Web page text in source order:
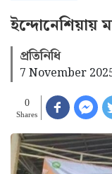
প্রতিনিধি
7 November
0
Shares